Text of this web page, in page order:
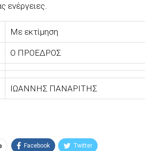
ενέργειες.
Με εκτίμηση
Ο ΠΡΟΕΔΡΟΣ
ΙΩΑΝΝΗΣ ΠΑΝΑΡΙΤΗΣ
Facebook Twitter